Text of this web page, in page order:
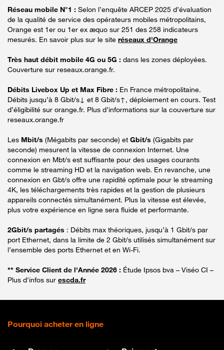
Réseau mobile N°1 : Selon l’enquête ARCEP 2025 d’évaluation
de la qualité de service des opérateurs mobiles métropolitains,
Orange est 1er ou 1er ex æquo sur 251 des 258 indicateurs
mesurés. En savoir plus sur le site réseaux d'Orange
Très haut débit mobile 4G ou 5G : dans les zones déployées.
Couverture sur reseaux.orange.fr.
Débits Livebox Up et Max Fibre : En France métropolitaine.
Débits jusqu’à 8 Gbit/s↓ et 8 Gbit/s↑, déploiement en cours. Test
d’éligibilité sur orange.fr. Plus d’informations sur la couverture sur
reseaux.orange.fr
Les Mbit/s (Mégabits par seconde) et Gbit/s (Gigabits par
seconde) mesurent la vitesse de connexion Internet. Une
connexion en Mbt/s est suffisante pour des usages courants
comme le streaming HD et la navigation web. En revanche, une
connexion en Gbt/s offre une rapidité optimale pour le streaming
4K, les téléchargements très rapides et la gestion de plusieurs
appareils connectés simultanément. Plus la vitesse est élevée,
plus votre expérience en ligne sera fluide et performante.
2Gbit/s partagés : Débits max théoriques, jusqu’à 1 Gbit/s par
port Ethernet, dans la limite de 2 Gbit/s utilisés simultanément sur
l’ensemble des ports Ethernet et en Wi-Fi.
** Service Client de l'Année 2026 : Étude Ipsos bva – Viséo CI –
Plus d'infos sur escda.fr
Pourquoi acheter en ligne